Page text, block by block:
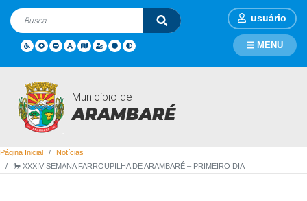
usuário
Município de
ARAMBARÉ
MENU
Notícias
Página Inicial
Notícias
🐎 XXXIV SEMANA FARROUPILHA DE ARAMBARÉ – PRIMEIRO DIA